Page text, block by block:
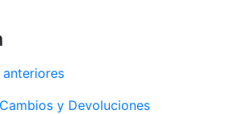
anteriores
y Devoluciones